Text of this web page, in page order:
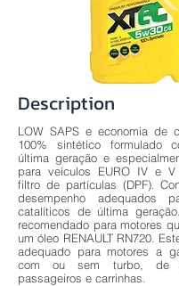
Description
LOW SAPS e economia de
100% sintético formulado
última geração e
para veículos EURO IV e V
filtro de partículas (DPF).
desempenho adequados
catalíticos de última
recomendado para motores
um óleo RENAULT RN720.
adequado para motores a
com ou sem turbo, de
passageiros e carrinhas.